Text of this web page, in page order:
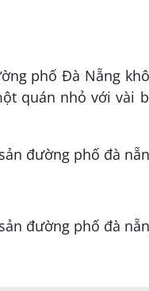
phố Đà Nẵng
quán nhỏ với vài